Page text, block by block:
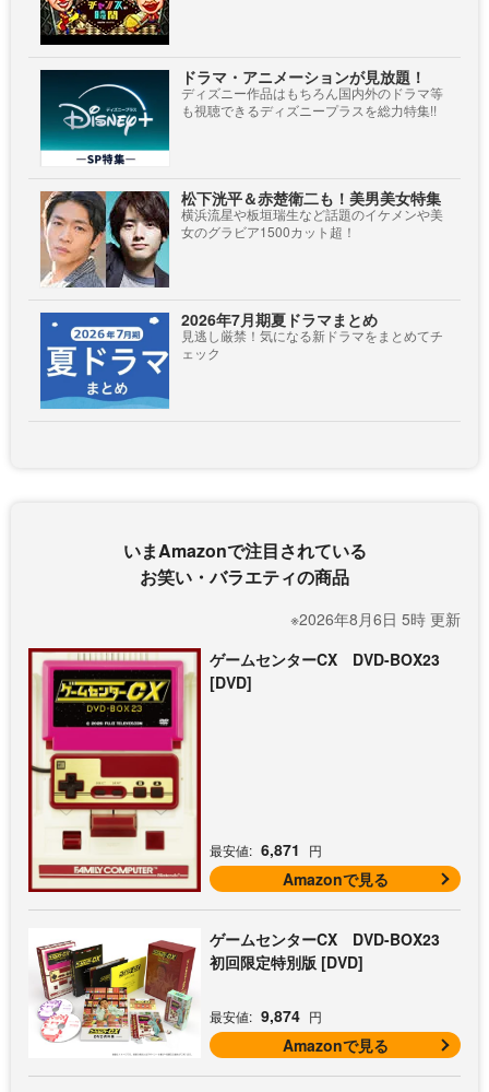
ドラマ・アニメーションが見放題！
ディズニー作品はもちろん国内外のドラマ等
も視聴できるディズニープラスを総力特集!!
松下洸平＆赤楚衛二も！美男美女特集
横浜流星や板垣瑞生など話題のイケメンや美
女のグラビア1500カット超！
2026年7月期夏ドラマまとめ
見逃し厳禁！気になる新ドラマをまとめてチ
ェック
いまAmazonで注目されている
お笑い・バラエティの商品
※2026年8月6日 5時 更新
ゲームセンターCX DVD-BOX23
[DVD]
最安値: 6,871 円
Amazonで見る
ゲームセンターCX DVD-BOX23
初回限定特別版 [DVD]
最安値: 9,874 円
Amazonで見る